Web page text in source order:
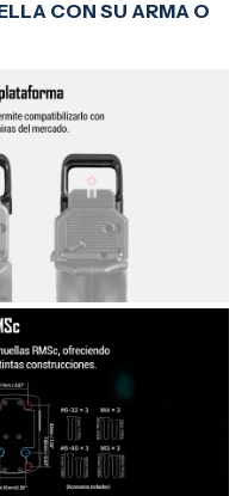
CON SU ARMA O